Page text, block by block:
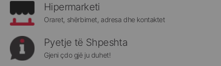
Hipermarketi
Oraret, shërbimet, adresa dhe kontaktet
Pyetje të Shpeshta
Gjeni çdo gjë ju duhet!